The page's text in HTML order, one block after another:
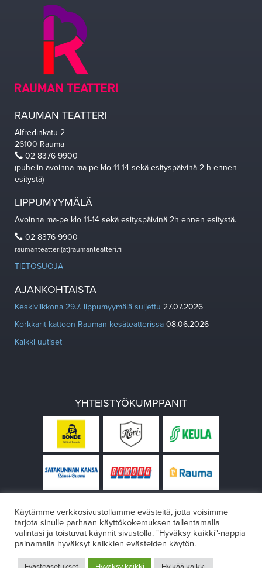
RAUMAN TEATTERI
Alfredinkatu 2
26100 Rauma
02 8376 9900
(puhelin avoinna ma-pe klo 11-14 sekä esityspäivinä 2 h ennen
esitystä)
LIPPUMYYMÄLÄ
Avoinna ma-pe klo 11-14 sekä esityspäivinä 2h ennen esitystä.
02 8376 9900
raumanteatteri(at)raumanteatteri.fi
TIETOSUOJA
AJANKOHTAISTA
Keskiviikkona 29.7. lippumyymälä suljettu 27.07.2026
Korkkarit kattoon Rauman kesäteatterissa 08.06.2026
Kaikki uutiset
YHTEISTYÖKUMPPANIT
Käytämme verkkosivustollamme evästeitä, jotta voisimme
tarjota sinulle parhaan käyttökokemuksen tallentamalla
valintasi ja toistuvat käynnit sivustolla. "Hyväksy kaikki"-nappia
painamalla hyväksyt kaikkien evästeiden käytön.